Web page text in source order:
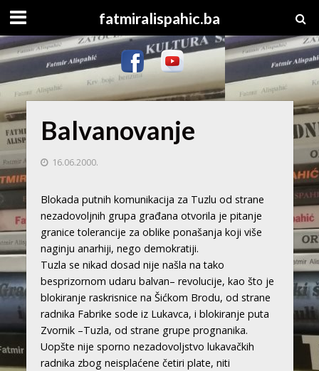
fatmiralispahic.ba
Balvanovanje
16.06.2000.
Blokada putnih komunikacija za Tuzlu od strane
nezadovoljnih grupa građana otvorila je pitanje
granice tolerancije za oblike ponašanja koji više
naginju anarhiji, nego demokratiji.
Tuzla se nikad dosad nije našla na tako
besprizornom udaru balvan– revolucije, kao što je
blokiranje raskrisnice na Šićkom Brodu, od strane
radnika Fabrike sode iz Lukavca, i blokiranje puta
Zvornik –Tuzla, od strane grupe prognanika.
Uopšte nije sporno nezadovoljstvo lukavačkih
radnika zbog neisplaćene četiri plate, niti